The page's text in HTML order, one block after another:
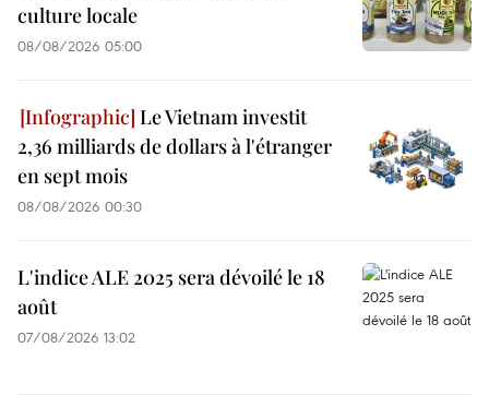
culture locale
08/08/2026 05:00
Le Vietnam investit
2,36 milliards de dollars à l'étranger
en sept mois
08/08/2026 00:30
L'indice ALE 2025 sera dévoilé le 18
août
07/08/2026 13:02